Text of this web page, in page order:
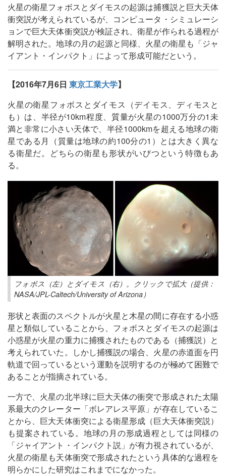
火星の衛星フォボスとダイモスの起源は捕獲説と巨大天体
衝突説が考えられているが、コンピュータ・シミュレーシ
ョンで巨大天体衝突説が検証され、衛星が作られる過程が
解明された。地球の月の起源と同様、火星の衛星も「ジャ
イアント・インパクト」によって形成可能だという。
【2016年7月6日 東京工業大学】
火星の衛星フォボスとダイモス（デイモス、ディモスと
も）は、半径が10km程度、質量が火星の1000万分の1未
満と非常に小さい天体で、半径1000kmを超える地球の衛
星である月（質量は地球の約100分の1）とは大きく異な
る衛星だ。どちらの衛星も形状がいびつという特徴もあ
る。
フォボス（左）とダイモス（右）。クリックで拡大（提供：
NASA/JPL-Caltech/University of Arizona）
形状と表面のスペクトルが火星と木星の間に存在する小惑
星と類似していることから、フォボスとダイモスの起源は
小惑星が火星の重力に捕獲されたものである（捕獲説）と
考えられていた。しかし捕獲説の場合、火星の赤道面を円
軌道で回っているという運動を説明するのが極めて困難で
あることが指摘されている。
一方で、火星の北半球に巨大天体の衝突で形成された太陽
系最大のクレーター「ボレアレス平原」が存在しているこ
とから、巨大天体衝突による衛星形成（巨大天体衝突説）
も提案されている。地球の月の形成過程としては同様の
「ジャイアント・インパクト説」が有力視されているが、
火星の衛星も天体衝突で形成されたという具体的な過程を
明らかにした研究はこれまでになかった。